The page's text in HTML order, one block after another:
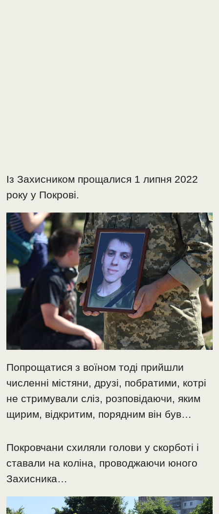
Із Захисником прощалися 1 липня 2022
року у Покрові.
Попрощатися з воїном тоді прийшли
численні містяни, друзі, побратими, котрі
не стримували сліз, розповідаючи, яким
щирим, відкритим, порядним він був…
Покровчани схиляли голови у скорботі і
ставали на коліна, проводжаючи юного
Захисника…